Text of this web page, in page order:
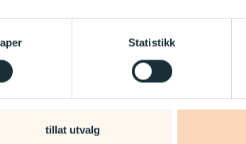
Statistikk
tillat utvalg
dato(er)